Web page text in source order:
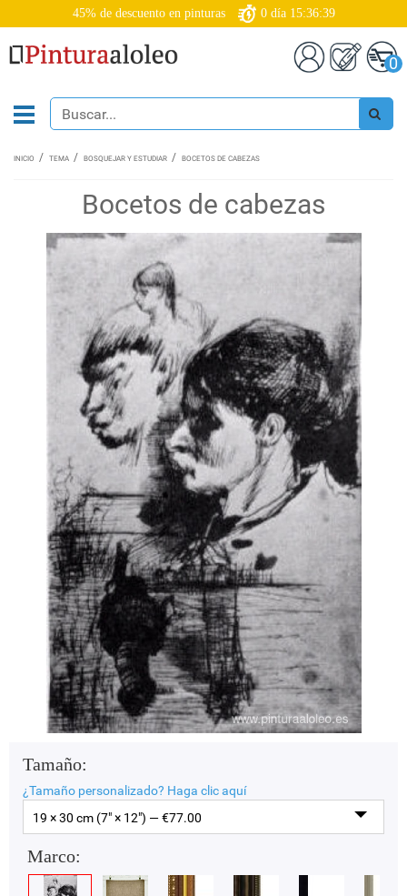
45% de descuento en pinturas 0 día 15:36:38
0
INICIO TEMA BOSQUEJAR Y ESTUDIAR BOCETOS DE CABEZAS
Bocetos de cabezas
Tamaño:
¿Tamaño personalizado? Haga clic aquí
19 × 30 cm (7" × 12") — €77.00
Marco: